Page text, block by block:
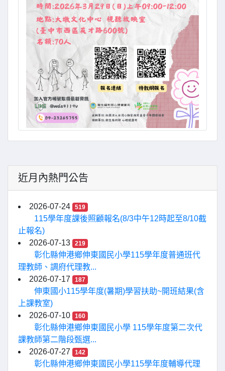
近月內熱門公告
2026-07-24 519
115學年度課後照顧報名(8/3中午12時起至8/10截
止報名)
2026-07-13
219
彰化縣伸港鄉伸東國民小學115學年度普通班代
理教師、調府代理教...
2026-07-17
187
伸東國小115學年度(暑期)學習扶助~開班結果(含
上課教室)
2026-07-10
160
彰化縣伸港鄉伸東國民小學 115學年度第二次代
課教師第二階段甄選...
2026-07-27
142
彰化縣伸港鄉伸東國民小學115學年度輔導代理